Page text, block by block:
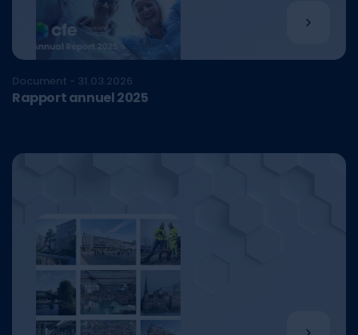
Document - 31.03.2026
Rapport annuel 2025